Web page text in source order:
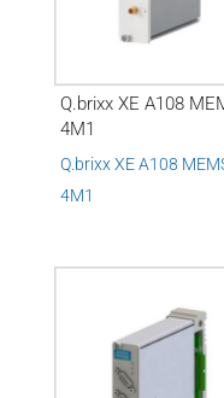
Q.brixx XE A108
4M1
Q.brixx XE A108
4M1